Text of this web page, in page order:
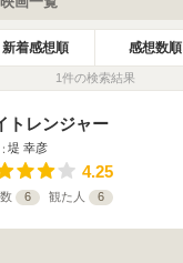
新着感想順 感想数順
1件の検索結果
トレンジャー
堤 幸彦
4.25
6 観た人 6